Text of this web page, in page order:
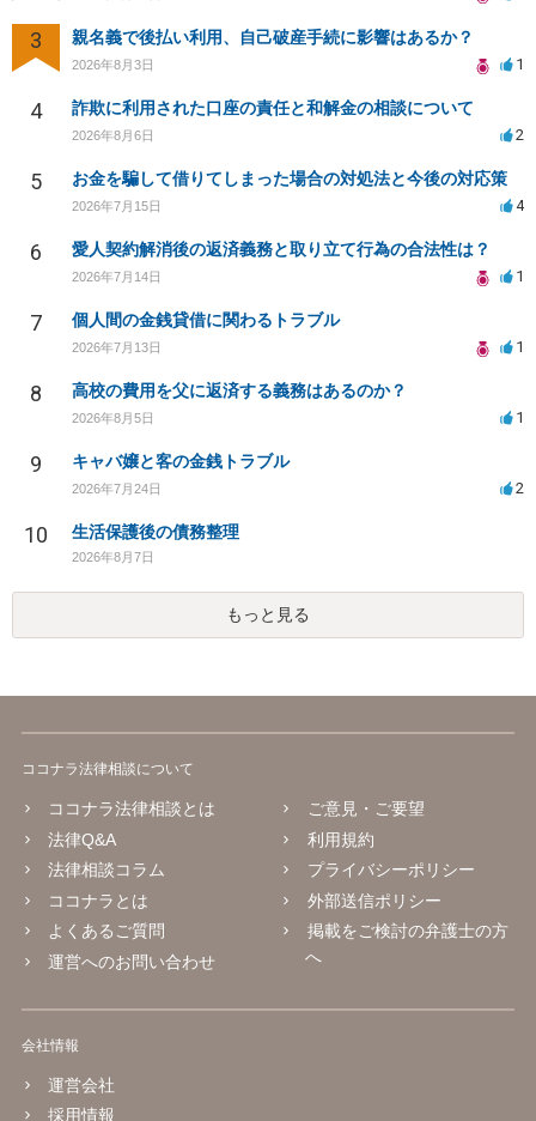
3 親名義で後払い利用、自己破産手続に影響はあるか？
2026年8月3日 1
4 詐欺に利用された口座の責任と和解金の相談について
2026年8月6日 2
5 お金を騙して借りてしまった場合の対処法と今後の対応策
2026年7月15日 4
6 愛人契約解消後の返済義務と取り立て行為の合法性は？
2026年7月14日 1
7 個人間の金銭貸借に関わるトラブル
2026年7月13日 1
8 高校の費用を父に返済する義務はあるのか？
2026年8月5日 1
9 キャバ嬢と客の金銭トラブル
2026年7月24日 2
10 生活保護後の債務整理
2026年8月7日
もっと見る
ココナラ法律相談について
ココナラ法律相談とは
法律Q&A
法律相談コラム
ココナラとは
よくあるご質問
運営へのお問い合わせ
ご意見・ご要望
利用規約
プライバシーポリシー
外部送信ポリシー
掲載をご検討の弁護士の方
へ
会社情報
運営会社
採用情報